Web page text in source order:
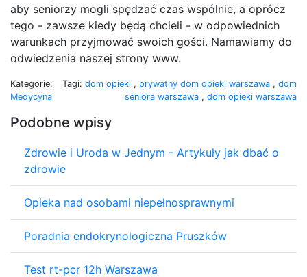
aby seniorzy mogli spędzać czas wspólnie, a oprócz
tego - zawsze kiedy będą chcieli - w odpowiednich
warunkach przyjmować swoich gości. Namawiamy do
odwiedzenia naszej strony www.
Kategorie:
Medycyna
Tagi: dom opieki , prywatny dom opieki warszawa , dom
seniora warszawa , dom opieki warszawa
Podobne wpisy
Zdrowie i Uroda w Jednym - Artykuły jak dbać o
zdrowie
Opieka nad osobami niepełnosprawnymi
Poradnia endokrynologiczna Pruszków
Test rt-pcr 12h Warszawa